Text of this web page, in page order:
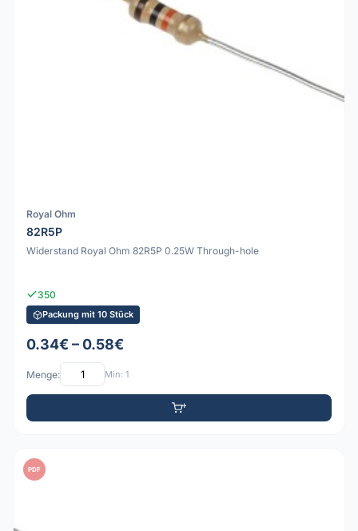
Royal Ohm
82R5P
Widerstand Royal Ohm 82R5P 0.25W Through-hole
350
Packung mit 10 Stück
0.34€ – 0.58€
Menge: Min: 1
PDF